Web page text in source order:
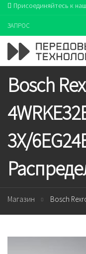
Присоединяйтесь к
ЗАПРОС
Bosch
3X/
Магазин Bosch Rexroth